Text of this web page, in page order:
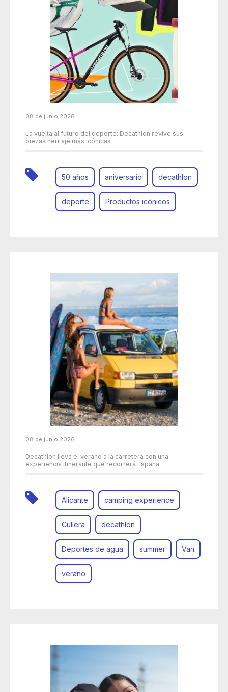
08 de junio 2026
La vuelta al futuro del deporte: Decathlon revive sus
piezas heritaje más icónicas
50 años aniversario decathlon
deporte Productos icónicos
08 de junio 2026
Decathlon lleva el verano a la carretera con una
experiencia itinerante que recorrerá España
Alicante camping experience
Cullera decathlon
Deportes de agua summer Van
verano